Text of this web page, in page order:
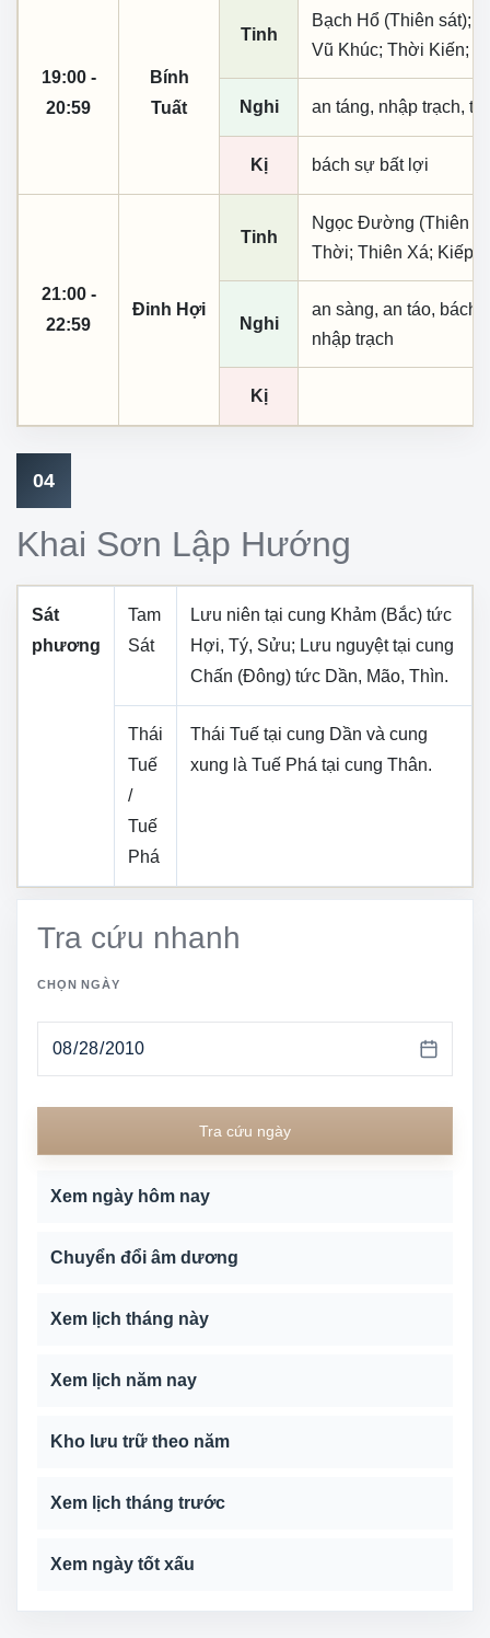
19:00 -
20:59
Bính
Tuất
Tinh
Bạch Hổ (Thiên sát);
Vũ Khúc; Thời Kiến;
Nghi an táng, nhập trạch,
Kị bách sự bất lợi
21:00 -
22:59
Đinh Hợi
Tinh
Ngọc Đường (Thiên
Thời; Thiên Xá; Kiếp
Nghi
an sàng, an táo, bách
nhập trạch
Kị
04
Khai Sơn Lập Hướng
Sát
phương
Tam
Sát
Lưu niên tại cung Khảm (Bắc) tức
Hợi, Tý, Sửu; Lưu nguyệt tại cung
Chấn (Đông) tức Dần, Mão, Thìn.
Thái
Tuế
/
Tuế
Phá
Thái Tuế tại cung Dần và cung
xung là Tuế Phá tại cung Thân.
Tra cứu nhanh
CHỌN NGÀY
Tra cứu ngày
Xem ngày hôm nay
Chuyển đổi âm dương
Xem lịch tháng này
Xem lịch năm nay
Kho lưu trữ theo năm
Xem lịch tháng trước
Xem ngày tốt xấu